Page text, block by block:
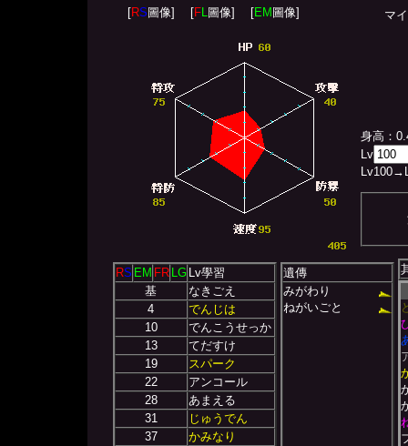
[RS 圖像] [FL圖像] [EM 圖像] マイ
身高：
Lv
Lv100
RS EM FR LG Lv學習
基
なきごえ
4
でんじは
10
でんこうせっか
13
てだすけ
19
スパーク
22
アンコール
28
あまえる
31
じゅうでん
37
かみなり
遺傳
みがわり
ねがいごと